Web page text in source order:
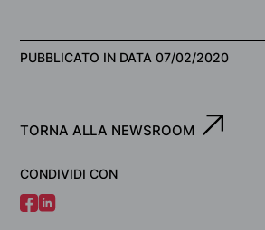
PUBBLICATO IN DATA 07/02/2020
TORNA ALLA NEWSROOM
CONDIVIDI CON